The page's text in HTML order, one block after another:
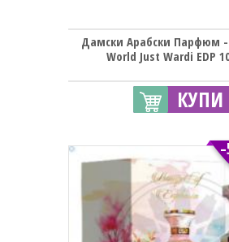
Дамски Арабски Парфюм -
World Just Wardi EDP
КУПИ